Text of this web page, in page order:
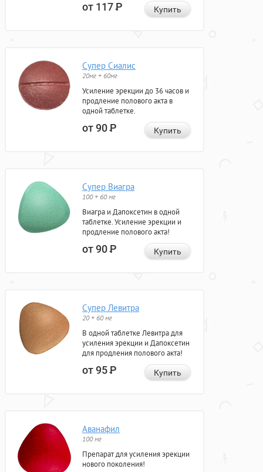
от 117Р Купить
Супер Сиалис
20мг + 60мг
Усиление эрекции до 36 часов и
продление полового акта в
одной таблетке.
от 90Р Купить
Супер Виагра
100 + 60 мг
Виагра и Дапоксетин в одной
таблетке. Усиление эрекции и
продление полового акта!
от 90Р Купить
Супер Левитра
20 + 60 мг
В одной таблетке Левитра для
усиления эрекции и Дапоксетин
для продления полового акта!
от 95Р Купить
Аванафил
100 мг
Препарат для усиления эрекции
нового поколения!